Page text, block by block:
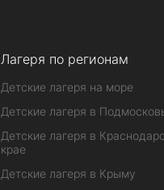
Лагеря по регионам
Детские лагеря на море
Детские лагеря в
Детские лагеря в
крае
Детские лагеря в Крыму